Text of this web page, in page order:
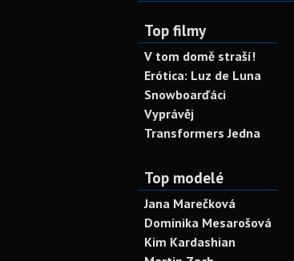
Top filmy
V tom domě straší!
Erótica: Luz de Luna
Snowboarďáci
Vyprávěj
Transformers Jedna
Top modelé
Jana Marečková
Dominika Mesarošová
Kim Kardashian